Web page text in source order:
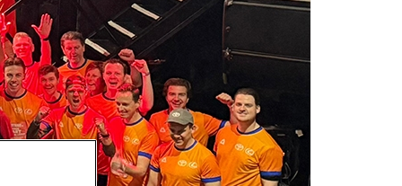
Contact en route